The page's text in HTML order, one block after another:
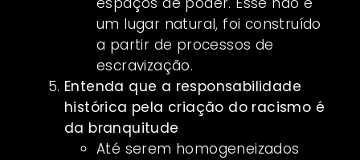
um lugar natural, foi construído
a partir de processos de
escravização.
Entenda que a responsabilidade
histórica pela criação do racismo é
da branquitude
Até serem homogeneizados